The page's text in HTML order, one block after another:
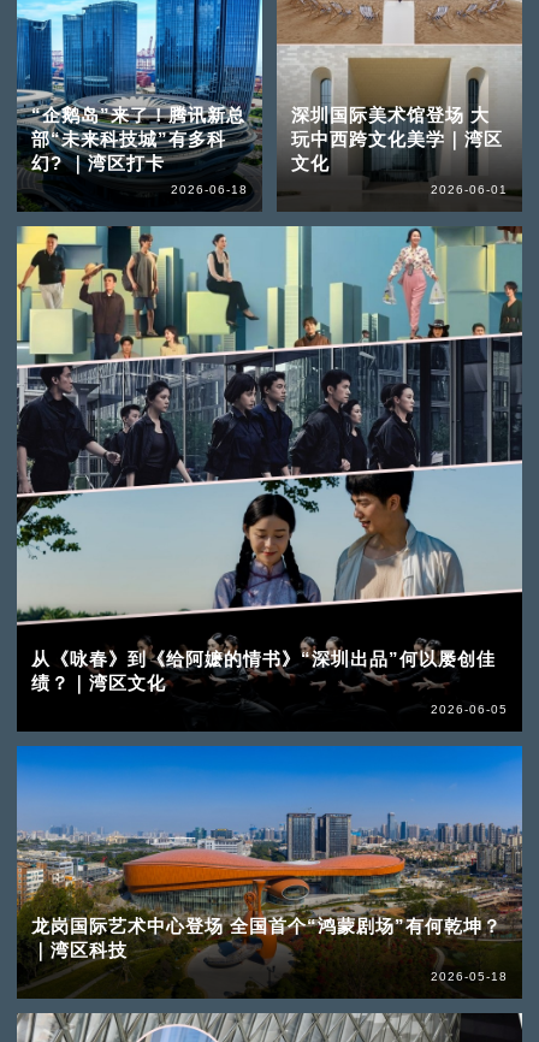
“企鹅岛”来了！腾讯新总
部“未来科技城”有多科
幻? ｜湾区打卡
2026-06-18
从《咏春》到《给阿嬷的情书》“深圳出品”何以屡创佳
绩？｜湾区文化
2026-06-05
深圳国际美术馆登场 大
玩中西跨文化美学｜湾区
文化
2026-06-01
龙岗国际艺术中心登场 全国首个“鸿蒙剧场”有何乾坤？
｜湾区科技
2026-05-18